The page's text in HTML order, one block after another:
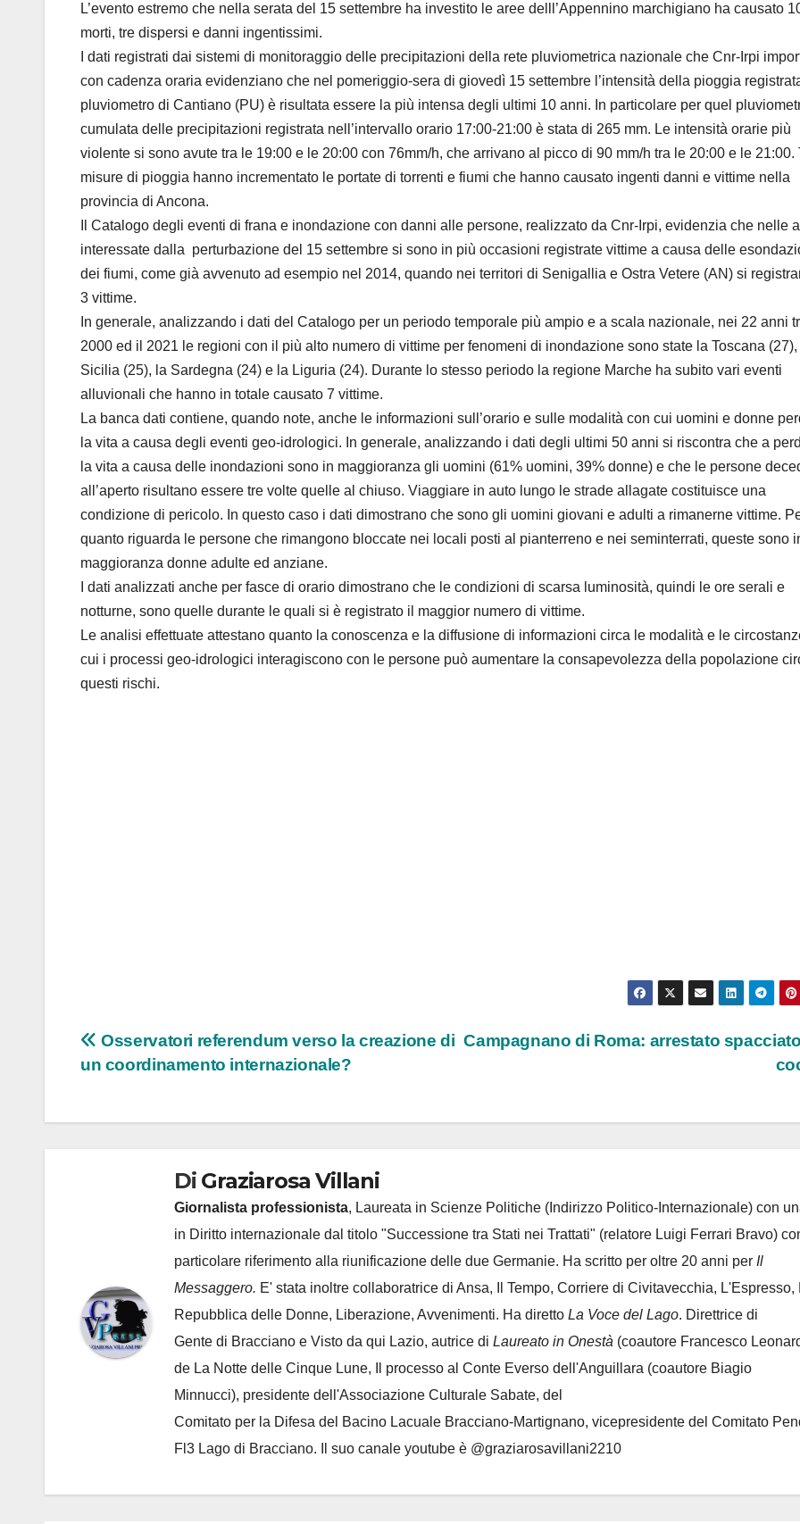
L’evento estremo che nella serata del 15 settembre ha investito le aree delll’Appennino marchigiano ha causato
morti, tre dispersi e danni ingentissimi.
I dati registrati dai sistemi di monitoraggio delle precipitazioni della rete pluviometrica nazionale che Cnr-Irpi
con cadenza oraria evidenziano che nel pomeriggio-sera di giovedì 15 settembre l’intensità della pioggia
pluviometro di Cantiano (PU) è risultata essere la più intensa degli ultimi 10 anni. In particolare per quel
cumulata delle precipitazioni registrata nell’intervallo orario 17:00-21:00 è stata di 265 mm. Le intensità orarie più
violente si sono avute tra le 19:00 e le 20:00 con 76mm/h, che arrivano al picco di 90 mm/h tra le 20:00 e le 21:00.
misure di pioggia hanno incrementato le portate di torrenti e fiumi che hanno causato ingenti danni e vittime nella
provincia di Ancona.
Il Catalogo degli eventi di frana e inondazione con danni alle persone, realizzato da Cnr-Irpi, evidenzia che nelle
interessate dalla perturbazione del 15 settembre si sono in più occasioni registrate vittime a causa delle
dei fiumi, come già avvenuto ad esempio nel 2014, quando nei territori di Senigallia e Ostra Vetere (AN) si
3 vittime.
In generale, analizzando i dati del Catalogo per un periodo temporale più ampio e a scala nazionale, nei 22 anni
2000 ed il 2021 le regioni con il più alto numero di vittime per fenomeni di inondazione sono state la Toscana (27),
Sicilia (25), la Sardegna (24) e la Liguria (24). Durante lo stesso periodo la regione Marche ha subito vari eventi
alluvionali che hanno in totale causato 7 vittime.
La banca dati contiene, quando note, anche le informazioni sull’orario e sulle modalità con cui uomini e donne
la vita a causa degli eventi geo-idrologici. In generale, analizzando i dati degli ultimi 50 anni si riscontra che a
la vita a causa delle inondazioni sono in maggioranza gli uomini (61% uomini, 39% donne) e che le persone
all’aperto risultano essere tre volte quelle al chiuso. Viaggiare in auto lungo le strade allagate costituisce una
condizione di pericolo. In questo caso i dati dimostrano che sono gli uomini giovani e adulti a rimanerne vittime.
quanto riguarda le persone che rimangono bloccate nei locali posti al pianterreno e nei seminterrati, queste sono
maggioranza donne adulte ed anziane.
I dati analizzati anche per fasce di orario dimostrano che le condizioni di scarsa luminosità, quindi le ore serali e
notturne, sono quelle durante le quali si è registrato il maggior numero di vittime.
Le analisi effettuate attestano quanto la conoscenza e la diffusione di informazioni circa le modalità e le
cui i processi geo-idrologici interagiscono con le persone può aumentare la consapevolezza della popolazione
questi rischi.
Navigazione
Campagnano di Roma: arrestato
Osservatori referendum verso la creazione di
un coordinamento internazionale?
Di Graziarosa Villani
Giornalista professionista, Laureata in Scienze Politiche (Indirizzo Politico-Internazionale) con
in Diritto internazionale dal titolo "Successione tra Stati nei Trattati" (relatore Luigi Ferrari Bravo)
particolare riferimento alla riunificazione delle due Germanie. Ha scritto per oltre 20 anni per Il
Messaggero. E' stata inoltre collaboratrice di Ansa, Il Tempo, Corriere di Civitavecchia, L'Espresso,
Repubblica delle Donne, Liberazione, Avvenimenti. Ha diretto La Voce del Lago. Direttrice di
Gente di Bracciano e Visto da qui Lazio, autrice di Laureato in Onestà (coautore Francesco
de La Notte delle Cinque Lune, Il processo al Conte Everso dell'Anguillara (coautore Biagio
Minnucci), presidente dell'Associazione Culturale Sabate, del
Comitato per la Difesa del Bacino Lacuale Bracciano-Martignano, vicepresidente del Comitato
Fl3 Lago di Bracciano. Il suo canale youtube è @graziarosavillani2210